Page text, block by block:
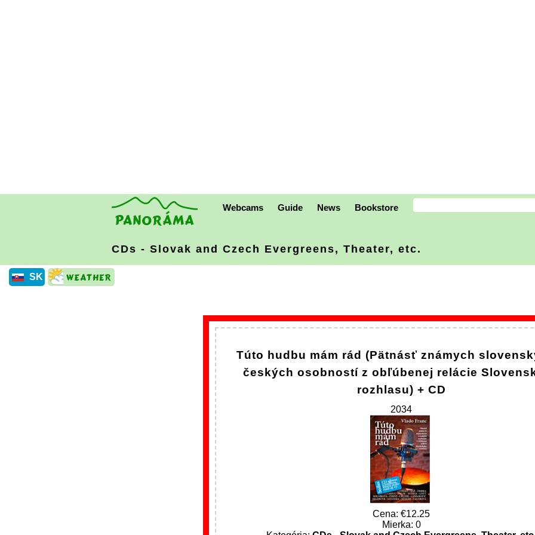
Webcams Guide News Bookstore
CDs - Slovak and Czech Evergreens, Theater, etc.
SK
Túto hudbu mám rád (Pätnásť známych
českých osobností z obľúbenej relácie
rozhlasu) + CD
2034
Cena:
12.25
Mierka: 0